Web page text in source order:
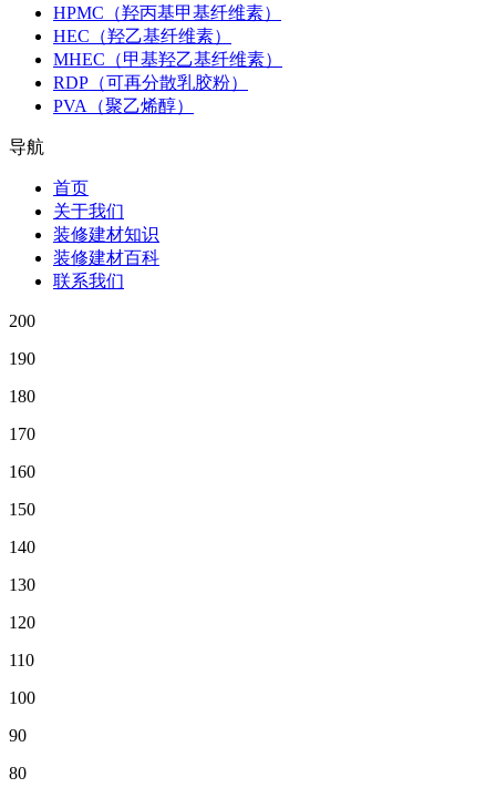
HPMC（羟丙基甲基纤维素）
HEC（羟乙基纤维素）
MHEC（甲基羟乙基纤维素）
RDP（可再分散乳胶粉）
PVA（聚乙烯醇）
导航
首页
关于我们
装修建材知识
装修建材百科
联系我们
200
190
180
170
160
150
140
130
120
110
100
90
80